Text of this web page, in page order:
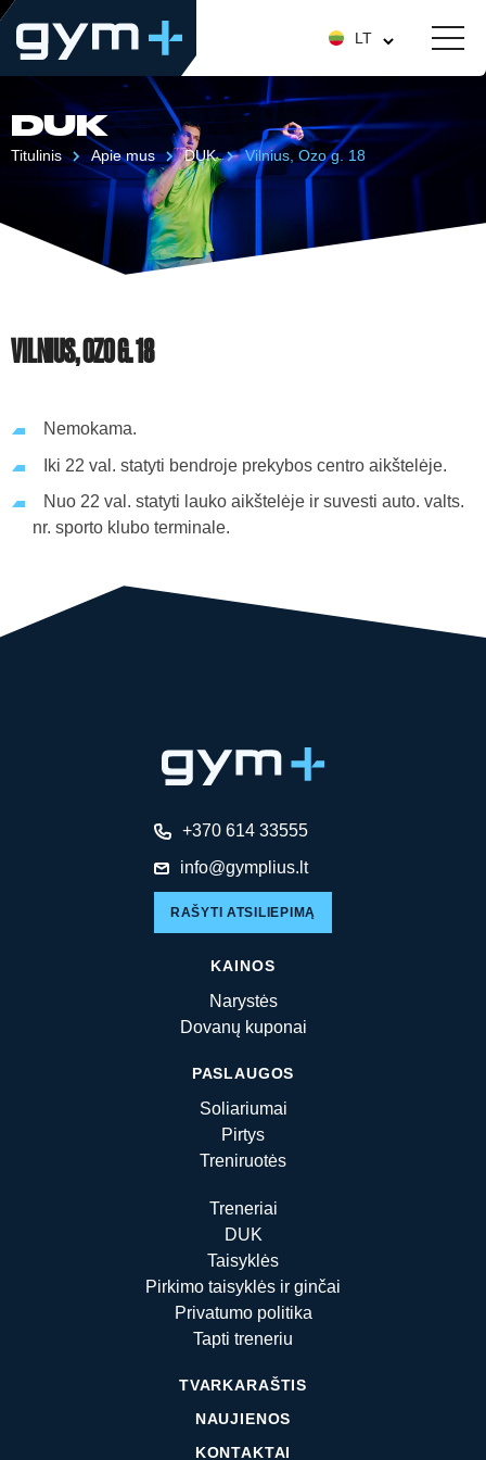
LT
DUK
Titulinis Apie mus DUK Vilnius, Ozo g. 18
VILNIUS, OZO G. 18
Nemokama.
Iki 22 val. statyti bendroje prekybos centro aikštelėje.
Nuo 22 val. statyti lauko aikštelėje ir suvesti auto. valts.
nr. sporto klubo terminale.
+370 614 33555
info@gymplius.lt
RAŠYTI ATSILIEPIMĄ
KAINOS
Narystės
Dovanų kuponai
PASLAUGOS
Soliariumai
Pirtys
Treniruotės
Treneriai
DUK
Taisyklės
Pirkimo taisyklės ir ginčai
Privatumo politika
Tapti treneriu
TVARKARAŠTIS
NAUJIENOS
KONTAKTAI